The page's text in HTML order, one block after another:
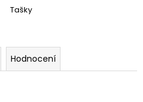
Tašky
Hodnocení